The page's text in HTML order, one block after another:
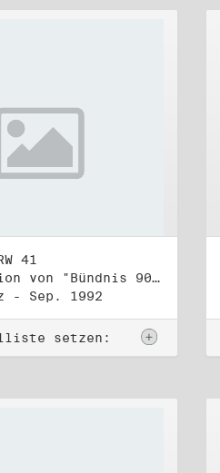
41
Titel: Fusion von "Bündnis 90" und "Die Grünen" (1)
- Sep. 1992
setzen: